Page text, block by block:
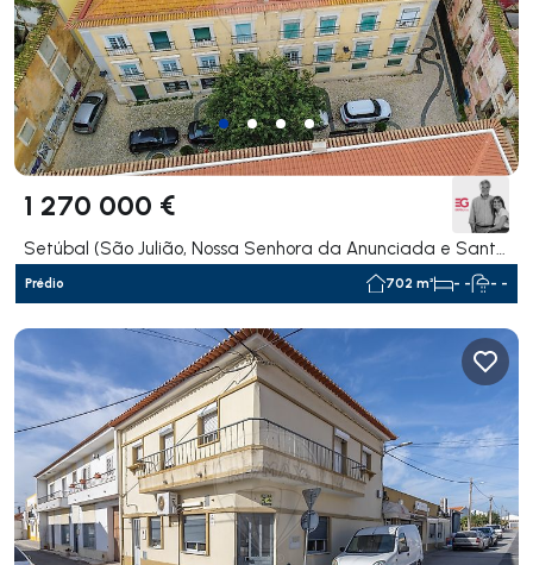
1 270 000 €
Setúbal (São Julião, Nossa Senhora da Anunciada e Santa Maria da Graça), Setúbal
Prédio 702 m² - - - -